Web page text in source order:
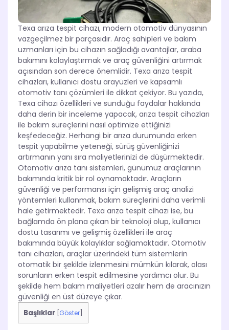
Texa arıza tespit cihazı, modern otomotiv dünyasının
vazgeçilmez bir parçasıdır. Araç sahipleri ve bakım
uzmanları için bu cihazın sağladığı avantajlar, araba
bakımını kolaylaştırmak ve araç güvenliğini artırmak
açısından son derece önemlidir. Texa arıza tespit
cihazları, kullanıcı dostu arayüzleri ve kapsamlı
otomotiv tanı çözümleri ile dikkat çekiyor. Bu yazıda,
Texa cihazı özellikleri ve sunduğu faydalar hakkında
daha derin bir inceleme yapacak, arıza tespit cihazları
ile bakım süreçlerini nasıl optimize ettiğinizi
keşfedeceğiz. Herhangi bir arıza durumunda erken
tespit yapabilme yeteneği, sürüş güvenliğinizi
artırmanın yanı sıra maliyetlerinizi de düşürmektedir.
Otomotiv arıza tanı sistemleri, günümüz araçlarının
bakımında kritik bir rol oynamaktadır. Araçların
güvenliği ve performansı için gelişmiş araç analizi
yöntemleri kullanmak, bakım süreçlerini daha verimli
hale getirmektedir. Texa arıza tespit cihazı ise, bu
bağlamda ön plana çıkan bir teknoloji olup, kullanıcı
dostu tasarımı ve gelişmiş özellikleri ile araç
bakımında büyük kolaylıklar sağlamaktadır. Otomotiv
tanı cihazları, araçlar üzerindeki tüm sistemlerin
otomatik bir şekilde izlenmesini mümkün kılarak, olası
sorunların erken tespit edilmesine yardımcı olur. Bu
şekilde hem bakım maliyetleri azalır hem de aracınızın
güvenliği en üst düzeye çıkar.
Başlıklar Göster